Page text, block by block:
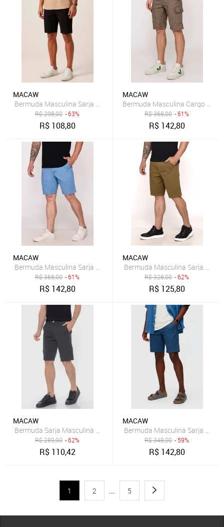
MACAW
R$298,00 - 63%
R$ 108,80
MACAW
R$368,00 - 61%
R$ 142,80
MACAW
Bermuda Masculina Sarja Chino Casual Confortável Algodão Bolso
R$368,00 - 61%
R$ 142,80
MACAW
R$328,00 - 62%
R$ 125,80
MACAW
Bermuda Sarja Masculina Passeio Conforto Elastano 7879 Verde
R$289,90 - 62%
R$ 110,42
MACAW
R$348,00 - 59%
R$ 142,80
1 2 ... 5